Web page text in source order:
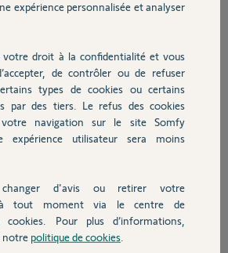
au fil de discussion
il vous faudra 8 Izymo VR IO et 8 smoove IO.
expérience personnalisée et analyser
votre droit à la confidentialité et vous
de contrôler ou de refuser
types de cookies ou certains
par des tiers. Le refus des cookies
votre navigation sur le site Somfy
expérience utilisateur sera moins
d'avis ou retirer votre
à tout moment via le centre de
cookies. Pour plus d’informations,
notre politique de cookies